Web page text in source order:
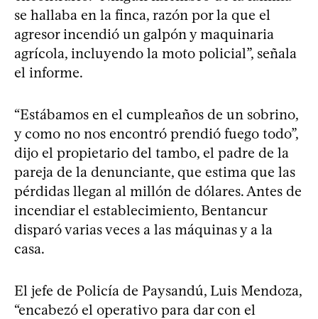
se hallaba en la finca, razón por la que el
agresor incendió un galpón y maquinaria
agrícola, incluyendo la moto policial”, señala
el informe.
“Estábamos en el cumpleaños de un sobrino,
y como no nos encontró prendió fuego todo”,
dijo el propietario del tambo, el padre de la
pareja de la denunciante, que estima que las
pérdidas llegan al millón de dólares. Antes de
incendiar el establecimiento, Bentancur
disparó varias veces a las máquinas y a la
casa.
El jefe de Policía de Paysandú, Luis Mendoza,
“encabezó el operativo para dar con el